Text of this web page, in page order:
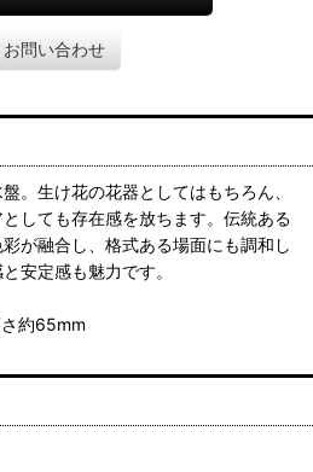
お問い合わせ
。生け花の花器としてはもちろん、
しても存在感を放ちます。伝統ある
が融合し、格式ある場面にも調和し
安定感も魅力です。
約65mm